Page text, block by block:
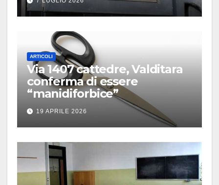
ARTICOLI
Via 1407 cattedre, Valditara
conferma di essere
“manidiforbice”
19 APRILE 2026